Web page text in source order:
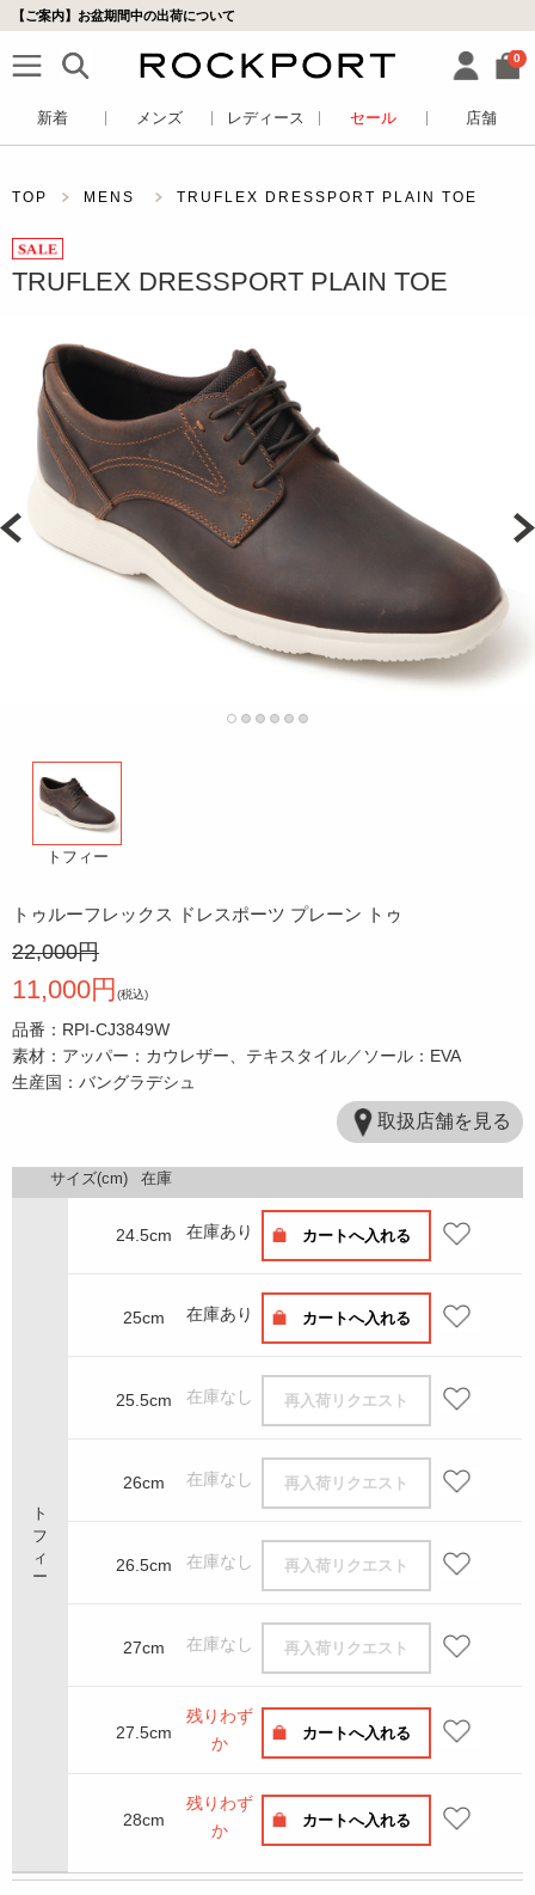
【ご案内】お盆期間中の出荷について
0
新着 メンズ レディース セール 店舗
TOP MENS TRUFLEX DRESSPORT PLAIN TOE
TRUFLEX DRESSPORT PLAIN TOE
トフィー
トゥルーフレックス ドレスポーツ プレーン トゥ
22,000円
11,000円 (税込)
品番：RPI-CJ3849W
素材：アッパー：カウレザー、テキスタイル／ソール：EVA
生産国：バングラデシュ
取扱店舗を見る
サイズ(cm) 在庫
トフィー
24.5cm 在庫あり カートへ入れる
25cm 在庫あり カートへ入れる
25.5cm 在庫なし 再入荷リクエスト
26cm 在庫なし 再入荷リクエスト
26.5cm 在庫なし 再入荷リクエスト
27cm 在庫なし 再入荷リクエスト
27.5cm
残りわず
か
カートへ入れる
28cm
残りわず
か
カートへ入れる